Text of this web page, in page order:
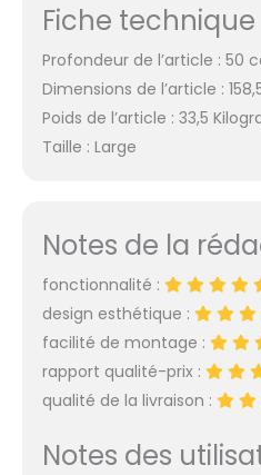
Fiche technique
Profondeur de l’article : 50
Dimensions de l’article :
Poids de l’article : 33,5
Taille : Large
Notes de la
fonctionnalité :
design esthétique :
facilité de montage :
rapport qualité-prix :
qualité de la livraison :
Notes des